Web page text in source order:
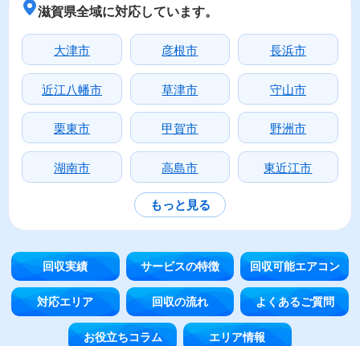
滋賀県全域に対応しています。
大津市 彦根市 長浜市
近江八幡市 草津市 守山市
栗東市 甲賀市 野洲市
湖南市 高島市 東近江市
もっと見る
回収実績 サービスの特徴 回収可能エアコン
対応エリア 回収の流れ よくあるご質問
お役立ちコラム エリア情報